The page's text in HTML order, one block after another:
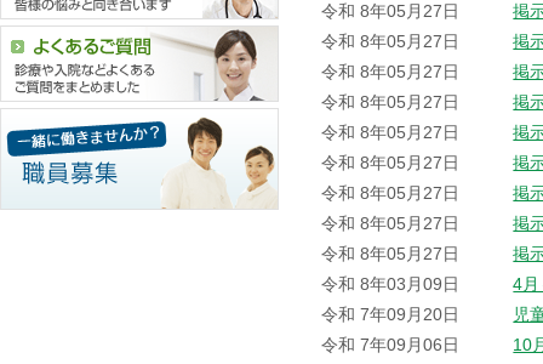
令和 8年05月27日
掲
令和 8年05月27日
掲
令和 8年05月27日
掲
令和 8年05月27日
掲
令和 8年05月27日
掲
令和 8年05月27日
掲
令和 8年05月27日
掲
令和 8年05月27日
掲
令和 8年05月27日
掲
令和 8年03月09日
4月
令和 7年09月20日
児
令和 7年09月06日
10